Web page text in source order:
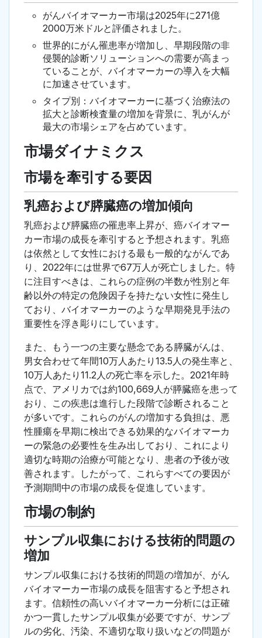
がんバイオマーカー市場は2025年に271億
2000万米ドルと評価されました。
世界的にがん罹患率が増加し、早期段階の非
侵襲的診断ソリューションへの需要が高まっ
ていることが、バイオマーカーの導入を大幅
に加速させています。
タイプ別：バイオマーカーに基づく治療法の
拡大と診断検査量の増加を背景に、乳がんが
最大の市場シェアを占めています。
市場ダイナミクス
市場を牽引する要因
乳癌および膵臓癌の増加傾向
乳癌および膵臓癌の罹患率上昇が、癌バイオマー
カー市場の成長を牽引すると予想されます。乳癌
は依然として女性における最も一般的ながんであ
り、2022年には世界で67万人が死亡しました。特
に注目すべきは、これらの症例の半数が性別と年
齢以外の特定の危険因子を持たない女性に発生し
ており、バイオマーカーのような早期発見手法の
重要性を浮き彫りにしています。
また、もう一つの主要な懸念である膵臓がんは、
男女合わせて年間10万人あたり13.5人の発生率と、
10万人あたり11.2人の死亡率を示した。2021年時
点で、アメリカでは約100,669人が膵臓癌を患って
おり、この疾患は進行した段階で診断されること
が多いです。これらのがんの増加する負担は、悪
性腫瘍を早期に検出できる効果的なバイオマーカ
ーの緊急の必要性を生み出しており、これにより
適切な時期の治療が可能となり、患者の予後が改
善されます。したがって、これらすべての要因が
予測期間中の市場の成長を促進しています。
市場の制約
サンプル収集における技術的問題の
増加
サンプル収集における技術的問題の増加が、がん
バイオマーカー市場の成長を阻害すると予想され
ます。信頼性の高いバイオマーカー分析には正確
かつ一貫したサンプル収集が必要ですが、サンプ
ルの劣化、汚染、不適切な取り扱いなどの問題が